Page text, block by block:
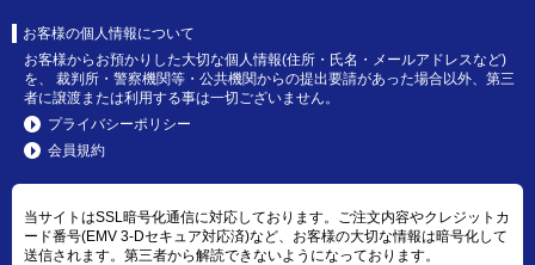
お客様の個人情報について
お客様からお預かりした大切な個人情報(住所・氏名・メールアドレスなど)
を、 裁判所・警察機関等・公共機関からの提出要請があった場合以外、第三
者に譲渡または利用する事は一切ございません。
プライバシーポリシー
会員規約
当サイトはSSL暗号化通信に対応しております。ご注文内容やクレジットカ
ード番号(EMV 3-Dセキュア対応済)など、お客様の大切な情報は暗号化して
送信されます。第三者から解読できないようになっております。